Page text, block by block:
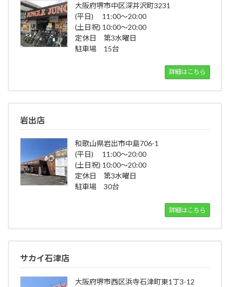
大阪府堺市中区深井沢町3231
(平日) 11:00～20:00
(土日祝) 10:00～20:00
定休日 第3水曜日
駐車場 15台
詳細はこちら
岩出店
和歌山県岩出市中島706-1
(平日) 11:00～20:00
(土日祝) 10:00～20:00
定休日 第3水曜日
駐車場 30台
詳細はこちら
サカイ石津店
大阪府堺市西区浜寺石津町東1丁3-12